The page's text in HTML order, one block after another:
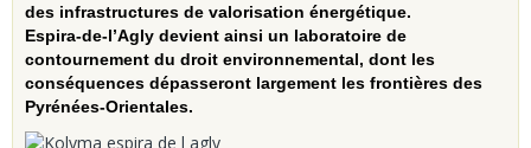
des infrastructures de valorisation énergétique.
Espira‑de‑l’Agly devient ainsi un laboratoire de
contournement du droit environnemental, dont les
conséquences dépasseront largement les frontières des
Pyrénées‑Orientales.